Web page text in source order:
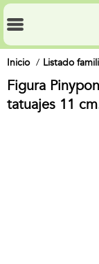
Inicio Listado
Figura
tatuajes 11